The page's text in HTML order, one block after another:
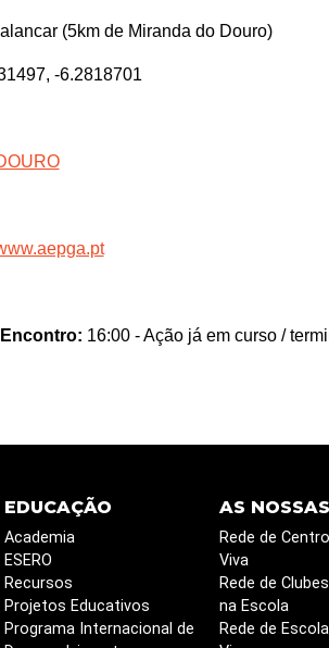
(5km de Miranda do Douro)
-6.2818701
16:00 - Ação já em curso /
EDUCAÇÃO
Academia
ESERO
Recursos
Projetos Educativos
Programa Internacional de
AS
Rede de
Viva
Rede de
na Escola
Rede de